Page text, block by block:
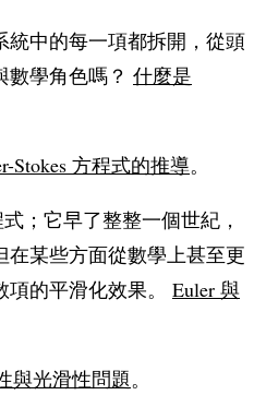
中的每一項都拆開，從頭
學角色嗎？ 什麼是
Stokes 方程式的推導。
；它早了整整一個世紀，
某些方面從數學上甚至更
的平滑化效果。 Euler 與
與光滑性問題。